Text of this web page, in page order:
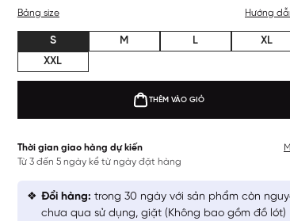
Bảng size Hướng
S M L
XL
XXL
THÊM VÀO GIỎ
Thời gian giao hàng dự kiến
Từ 3 đến 5 ngày kể từ ngày đặt hàng
Đổi hàng: trong 30 ngày với sản phẩm còn
chưa qua sử dụng, giặt (Không bao gồm đồ lót)